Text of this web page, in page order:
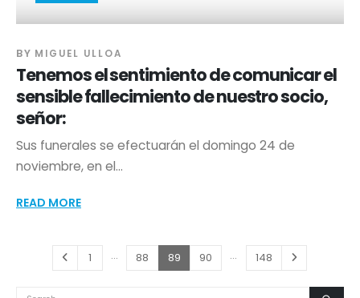
BY MIGUEL ULLOA
Tenemos el sentimiento de comunicar el
sensible fallecimiento de nuestro socio,
señor:
Sus funerales se efectuarán el domingo 24 de
noviembre, en el...
READ MORE
1 … 88 89 90 … 148